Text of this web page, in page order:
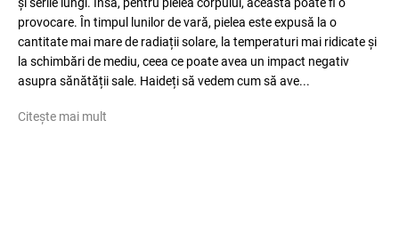
și serile lungi. Însă, pentru pielea corpului, aceasta poate fi o
provocare. În timpul lunilor de vară, pielea este expusă la o
cantitate mai mare de radiații solare, la temperaturi mai ridicate și
la schimbări de mediu, ceea ce poate avea un impact negativ
asupra sănătății sale. Haideți să vedem cum să ave...
Citește mai mult